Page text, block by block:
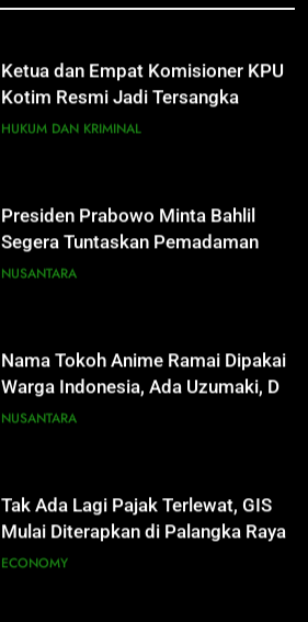
Pilkada Rp40 Miliar
Presiden Prabowo Minta Bahlil
Segera Tuntaskan Pemadaman
Listrik di Kalsel-Teng
NUSANTARA
Nama Tokoh Anime Ramai Dipakai
Warga Indonesia, Ada Uzumaki, D.
Luffy, Shinchan, hingga Doraemon
NUSANTARA
Tak Ada Lagi Pajak Terlewat, GIS
Mulai Diterapkan di Palangka Raya
ECONOMY
Manajemen FEB UPR Cetak
Lulusan Siap Kerja Melalui
Program Magang Berdampak
ECONOMY
Tak Ada Lagi Pajak Terlewat, GIS
Mulai Diterapkan di Palangka Raya